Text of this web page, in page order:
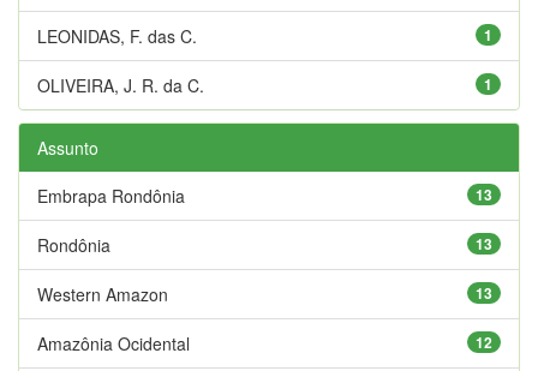
1
LEONIDAS, F. das C.
1
OLIVEIRA, J. R. da C.
Assunto
13
Embrapa Rondônia
13
Rondônia
13
Western Amazon
12
Amazônia Ocidental